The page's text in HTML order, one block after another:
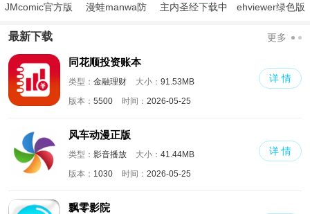
JMcomic官方版
漫蛙manwa防
主内圣经下载中
ehviewer绿色版
最新下载 更多
同花顺投资账本
类型： 金融理财 大小： 91.53MB
版本： 5500 时间： 2026-05-25
详 情
风车动漫正版
类型： 影音播放 大小： 41.44MB
版本： 1030 时间： 2026-05-25
详 情
飘零影院